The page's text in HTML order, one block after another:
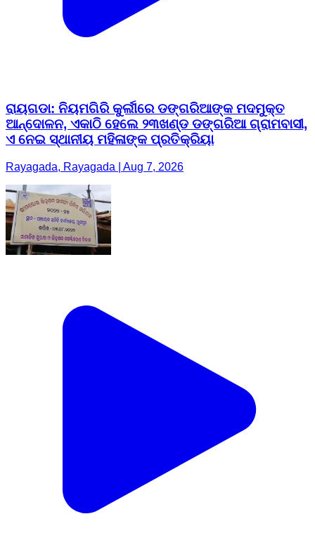
ରାୟଗଡା: ନିୟମଗିରି କୁର୍ଲୀରେ ଡଙ୍ଗରିଆଙ୍କ ମଦମୁକ୍ତ
ଆନ୍ଦୋଳନ, ଏକାଠି ହେଲେ ୨୩ଖଣ୍ଡ ଡଙ୍ଗରିଆ ଗ୍ରାମବାସୀ,
ଏ ନେଇ ସ୍ଥାନୀୟ ମହିଳାଙ୍କ ପ୍ରତିକ୍ରିୟା
Rayagada, Rayagada | Aug 7, 2026